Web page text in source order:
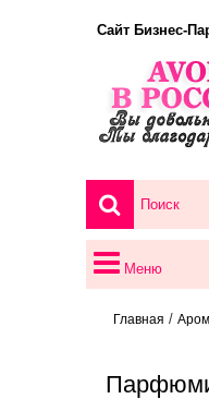
Сайт Бизнес-
Меню
Главная /